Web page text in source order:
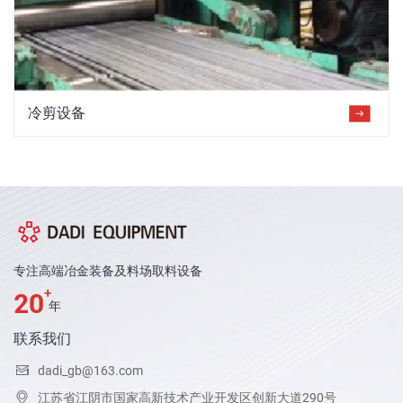
冷剪设备
专注高端冶金装备及料场取料设备
20+
年
联系我们
dadi_gb@163.com
江苏省江阴市国家高新技术产业开发区创新大道290号